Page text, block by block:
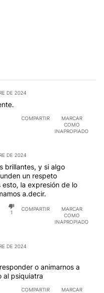
DE 2024
COMPARTIR
MARCAR
COMO
INAPROPIADO
DE 2024
brillantes, y si algo
un respeto
la expresión de lo
a.decir.
1
COMPARTIR
MARCAR
COMO
INAPROPIADO
DE 2024
o animarnos a
al psiquiatra
COMPARTIR MARCAR